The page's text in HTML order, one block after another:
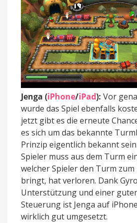
Jenga (iPhone/iPad): Vor
wurde das Spiel ebenfalls
jetzt gibt es die erneute
es sich um das bekannte
Prinzip eigentlich bekannt
Spieler muss aus dem Turm
welcher Spieler den Turm
bringt, hat verloren. Dank
Unterstützung und einer
Steuerung ist Jenga auf
wirklich gut umgesetzt.